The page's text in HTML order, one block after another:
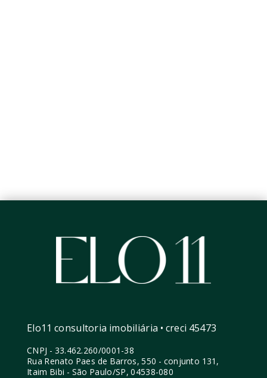
Elo11 consultoria imobiliária • creci 45473
CNPJ - 33.462.260/0001-38
Rua Renato Paes de Barros, 550 - conjunto 131,
Itaim Bibi - São Paulo/SP, 04538-080